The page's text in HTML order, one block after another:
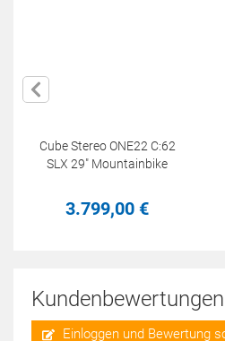
Cube Stereo ONE22 C:62
SLX 29" Mountainbike
3.799,00 €
Kundenbewertungen
Einloggen und Bewertung